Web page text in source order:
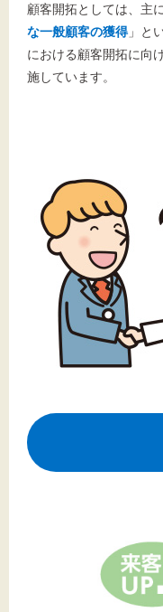
顧客開拓としては、主
な一般顧客の獲得」と
における顧客開拓に向
施しています。